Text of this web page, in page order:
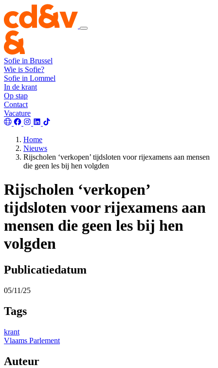
Sofie in Brussel
Wie is Sofie?
Sofie in Lommel
In de krant
Op stap
Contact
Vacature
Home
Nieuws
Rijscholen ‘verkopen’ tijdsloten voor rijexamens aan mensen
die geen les bij hen volgden
Rijscholen ‘verkopen’
tijdsloten voor rijexamens aan
mensen die geen les bij hen
volgden
Publicatiedatum
05/11/25
Tags
krant
Vlaams Parlement
Auteur